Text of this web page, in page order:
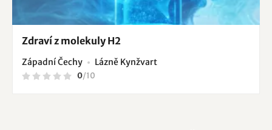
Zdraví z molekuly H2
Západní Čechy Lázně Kynžvart
0/10